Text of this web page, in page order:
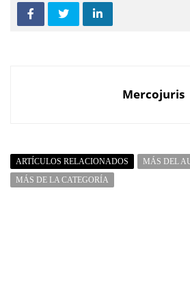
Mercojuris
ARTÍCULOS RELACIONADOS
MÁS DEL
MÁS DE LA CATEGORÍA